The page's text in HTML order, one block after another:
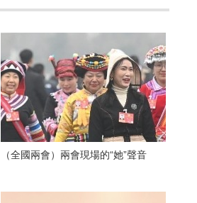
（全國兩會）兩會現場的“她”聲音